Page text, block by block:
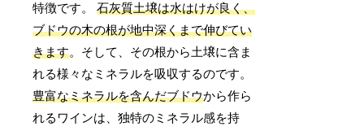
特徴です。石灰質土壌は水はけが良く、
ブドウの木の根が地中深くまで伸びてい
きます。そして、その根から土壌に含ま
れる様々なミネラルを吸収するのです。
豊富なミネラルを含んだブドウから作ら
れるワインは、独特のミネラル感を持